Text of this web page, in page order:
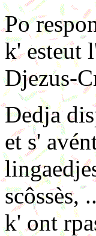
Po
k' esteut
Djezus-
Dedja
et s'
scôssès,
k' ont